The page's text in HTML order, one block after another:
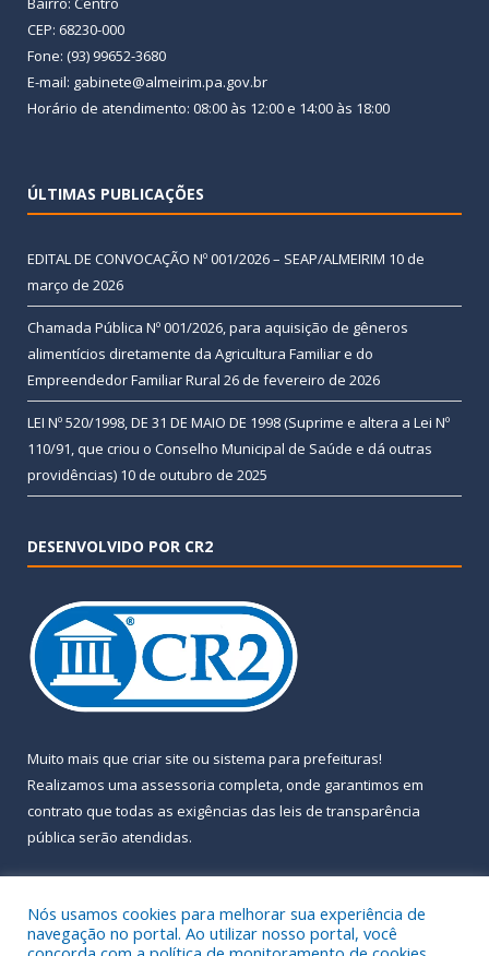
CEP: 68230-000
Fone: (93) 99652-3680
E-mail: gabinete@almeirim.pa.gov.br
Horário de atendimento: 08:00 às 12:00 e 14:00 às 18:00
ÚLTIMAS PUBLICAÇÕES
EDITAL DE CONVOCAÇÃO Nº 001/2026 – SEAP/ALMEIRIM 10 de
março de 2026
Chamada Pública Nº 001/2026, para aquisição de gêneros
alimentícios diretamente da Agricultura Familiar e do
Empreendedor Familiar Rural 26 de fevereiro de 2026
LEI Nº 520/1998, DE 31 DE MAIO DE 1998 (Suprime e altera a Lei Nº
110/91, que criou o Conselho Municipal de Saúde e dá outras
providências) 10 de outubro de 2025
DESENVOLVIDO POR CR2
Muito mais que criar site ou sistema para prefeituras!
Realizamos uma assessoria completa, onde garantimos em
contrato que todas as exigências das leis de transparência
pública serão atendidas.
Nós usamos cookies para melhorar sua experiência de
navegação no portal. Ao utilizar nosso portal, você